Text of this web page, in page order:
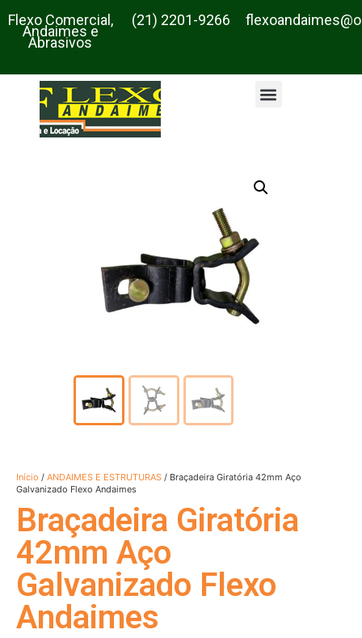
Flexo Comercial,
Andaimes e
Abrasivos
(21) 2201-9266
Início / ANDAIMES E ESTRUTURAS / Braçadeira Giratória 42mm Aço
Galvanizado Flexo Andaimes
Braçadeira Giratória
42mm Aço
Galvanizado Flexo
Andaimes